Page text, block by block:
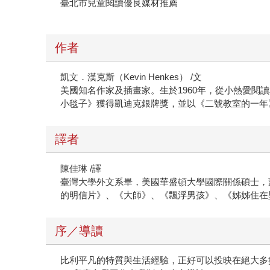
臺北市兒童閱讀優良媒材推薦
作者
凱文．漢克斯（Kevin Henkes） /文
美國知名作家及插畫家。生於1960年，從小熱愛閱
小毯子》獲得凱迪克銀牌獎，並以《二號教室的一
譯者
陳佳琳 /譯
臺灣大學外文系畢，美國華盛頓大學國際關係碩士
的明信片》、《大師》、《飄浮男孩》、《姊姊住
序／導讀
比利平凡的特質與生活經驗，正好可以投映在絕大